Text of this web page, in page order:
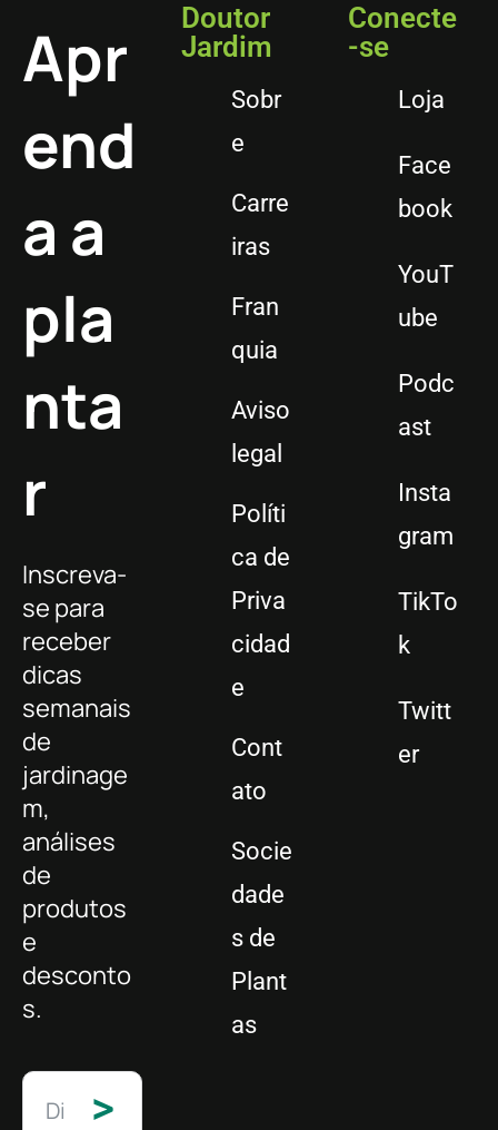
Apr
end
a a
pla
nta
r
Inscreva-
se para
receber
dicas
semanais
de
jardinage
m,
análises
de
produtos
e
desconto
s.
>
Doutor
Jardim
Sobr
e
Carre
iras
Fran
quia
Aviso
legal
Políti
ca de
Priva
cidad
e
Cont
ato
Socie
dade
s de
Plant
as
Conecte
-se
Loja
Face
book
YouT
ube
Podc
ast
Insta
gram
TikTo
k
Twitt
er